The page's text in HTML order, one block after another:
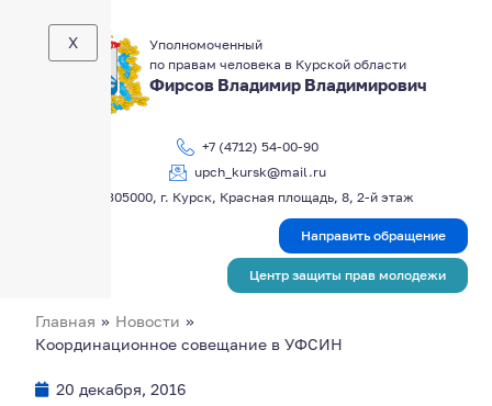
Уполномоченный
по правам человека в Курской области
Фирсов Владимир Владимирович
+7 (4712) 54-00-90
upch_kursk@mail.ru
305000, г. Курск, Красная площадь, 8, 2-й этаж
X
Направить обращение
Центр защиты прав молодежи
Главная » Новости »
Координационное совещание в УФСИН
20 декабря, 2016